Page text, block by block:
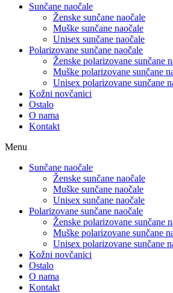
Sunčane naočale
Ženske sunčane naočale
Muške sunčane naočale
Unisex sunčane naočale
Polarizovane sunčane naočale
Ženske polarizovane sunčane
Muške polarizovane sunčane
Unisex polarizovane sunčane
Kožni novčanici
Ostalo
O nama
Kontakt
Menu
Sunčane naočale
Ženske sunčane naočale
Muške sunčane naočale
Unisex sunčane naočale
Polarizovane sunčane naočale
Ženske polarizovane sunčane
Muške polarizovane sunčane
Unisex polarizovane sunčane
Kožni novčanici
Ostalo
O nama
Kontakt